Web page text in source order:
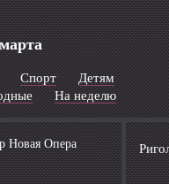
Спорт
Детям
На неделю
Новая Опера